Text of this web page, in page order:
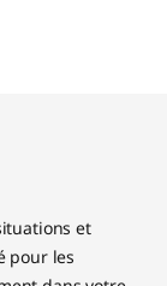
et
pour les